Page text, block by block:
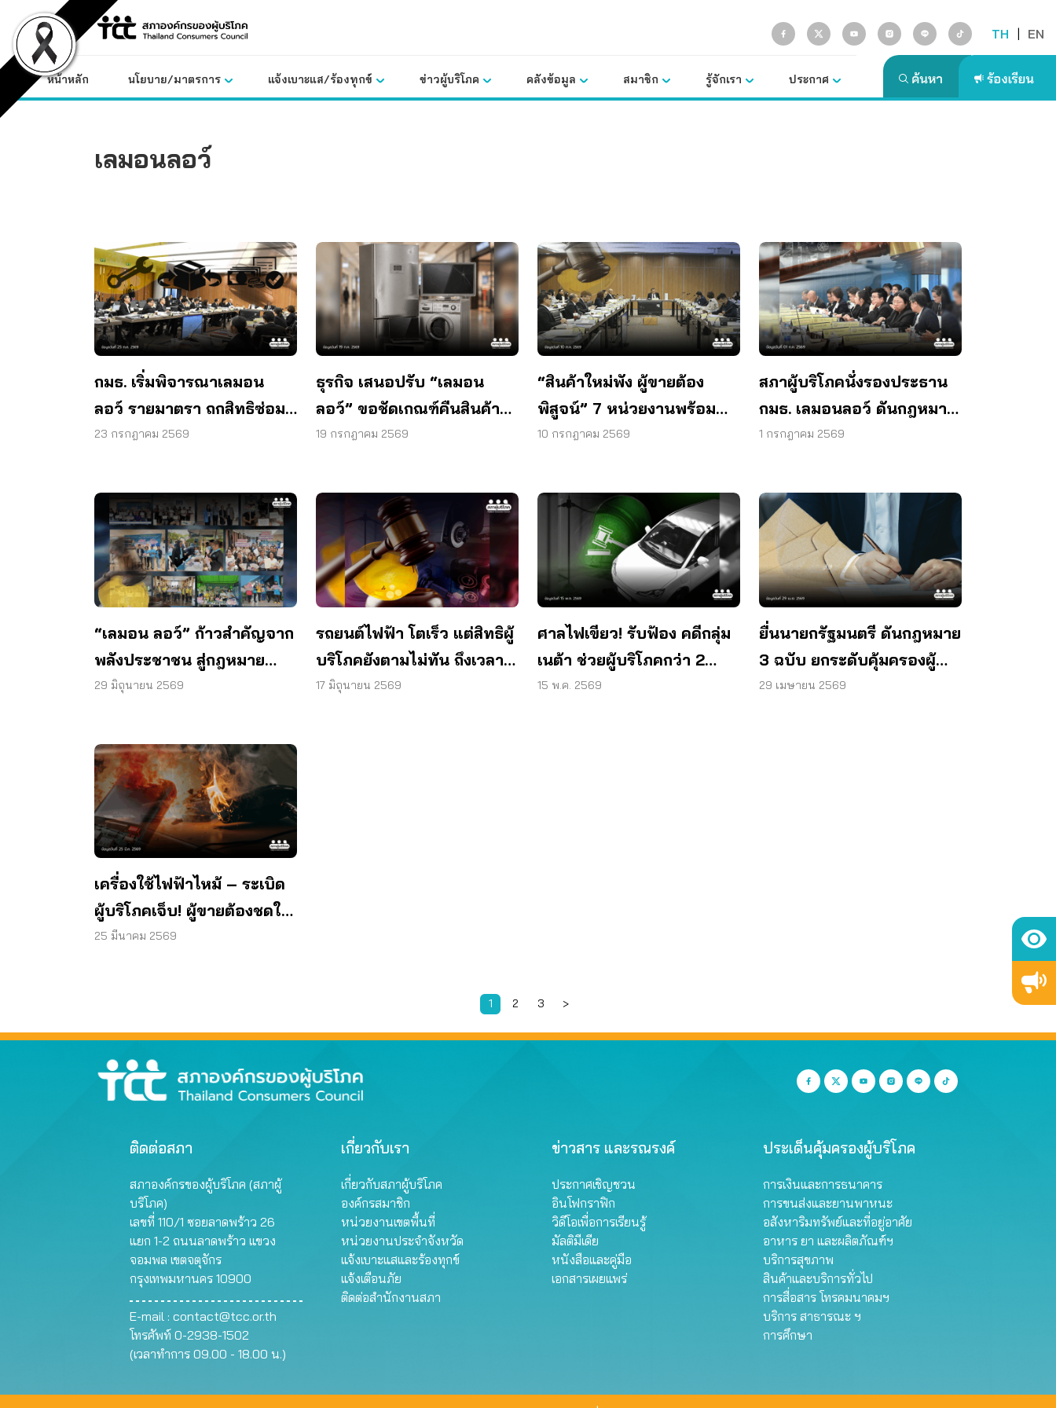
content
TH | EN
หน้าหลัก นโยบาย/มาตรการ แจ้งเบาะแส/ร้องทุกข์ ข่าวผู้บริโภค คลังข้อมูล สมาชิก รู้จักเรา ประกาศ
เลมอนลอว์
กมธ. เริ่มพิจารณาเลมอน
ลอว์ รายมาตรา ถกสิทธิซ่อม
– เปลี่ยน – คืนเงิน
23 กรกฎาคม 2569
ธุรกิจ เสนอปรับ “เลมอน
ลอว์” ขอชัดเกณฑ์คืนสินค้า
หยุดค่างวด แพลตฟอร์มร่วม
19 กรกฎาคม 2569
“สินค้าใหม่พัง ผู้ขายต้อง
พิสูจน์” 7 หน่วยงานพร้อม
หนุนเลมอน ลอว์
10 กรกฎาคม 2569
สภาผู้บริโภคนั่งรองประธาน
กมธ. เลมอนลอว์ ดันกฎหมาย
จัดการของใหม่ชำรุด
1 กรกฎาคม 2569
“เลมอน ลอว์” ก้าวสำคัญจาก
พลังประชาชน สู่กฎหมาย
คุ้มครองผู้บริโภค
29 มิถุนายน 2569
รถยนต์ไฟฟ้า โตเร็ว แต่สิทธิผู้
บริโภคยังตามไม่ทัน ถึงเวลา
ดัน “เลมอน ลอว์”
17 มิถุนายน 2569
ศาลไฟเขียว! รับฟ้อง คดีกลุ่ม
เนต้า ช่วยผู้บริโภคกว่า 2
หมื่นราย
15 พ.ค. 2569
ยื่นนายกรัฐมนตรี ดันกฎหมาย
3 ฉบับ ยกระดับคุ้มครองผู้
บริโภค
29 เมษายน 2569
เครื่องใช้ไฟฟ้าไหม้ – ระเบิด
ผู้บริโภคเจ็บ! ผู้ขายต้องชดใช้
ค่ารักษา
25 มีนาคม 2569
1 2 3 >
ติดต่อสภา
สภาองค์กรของผู้บริโภค (สภาผู้
บริโภค)
เลขที่ 110/1 ซอยลาดพร้าว 26
แยก 1-2 ถนนลาดพร้าว แขวง
จอมพล เขตจตุจักร
กรุงเทพมหานคร 10900
E-mail : contact@tcc.or.th
โทรศัพท์ 0-2938-1502
(เวลาทำการ 09.00 - 18.00 น.)
เกี่ยวกับเรา
เกี่ยวกับสภาผู้บริโภค
องค์กรสมาชิก
หน่วยงานเขตพื้นที่
หน่วยงานประจำจังหวัด
แจ้งเบาะแสและร้องทุกข์
แจ้งเตือนภัย
ติดต่อสำนักงานสภา
ข่าวสาร และรณรงค์
ประกาศเชิญชวน
อินโฟกราฟิก
วิดีโอเพื่อการเรียนรู้
มัลติมีเดีย
หนังสือและคู่มือ
เอกสารเผยแพร่
ประเด็นคุ้มครองผู้บริโภค
การเงินและการธนาคาร
การขนส่งและยานพาหนะ
อสังหาริมทรัพย์และที่อยู่อาศัย
อาหาร ยา และผลิตภัณฑ์ฯ
บริการสุขภาพ
สินค้าและบริการทั่วไป
การสื่อสาร โทรคมนาคมฯ
บริการ สาธารณะ ฯ
การศึกษา